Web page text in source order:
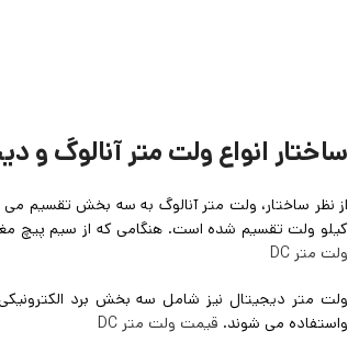
ساختار انواع ولت متر آنالوگ
از نظر ساختار، ولت متر آنالوگ به سه بخش تقسیم
کیلو ولت تقسیم شده است. هنگامی که از سیم پیچ
ولت متر DC
ولت متر دیجیتال نیز شامل سه بخش برد
واستفاده می شوند. قیمت ولت متر DC